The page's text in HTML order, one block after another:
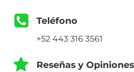
Teléfono
+52 443 316 3561
Reseñas y Opiniones